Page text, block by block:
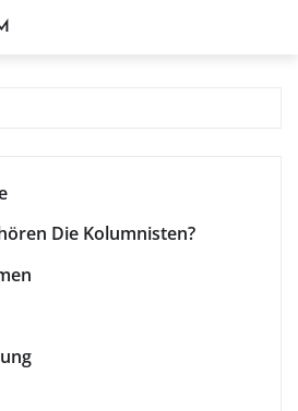
Die Kolumnisten?